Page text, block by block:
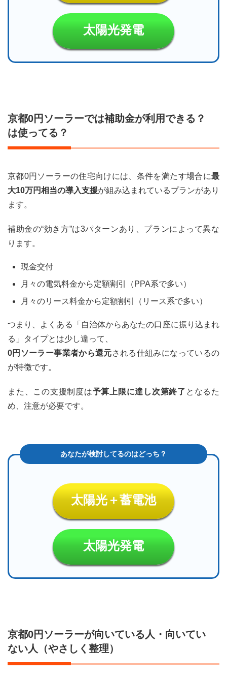
太陽光発電
京都0円ソーラーでは補助金が利用できる？
は使ってる？
京都0円ソーラーの住宅向けには、条件を満たす場合に最
大10万円相当の導入支援が組み込まれているプランがあり
ます。
補助金の“効き方”は3パターンあり、プランによって異な
ります。
現金交付
月々の電気料金から定額割引（PPA系で多い）
月々のリース料金から定額割引（リース系で多い）
つまり、よくある「自治体からあなたの口座に振り込まれ
る」タイプとは少し違って、
0円ソーラー事業者から還元される仕組みになっているの
が特徴です。
また、この支援制度は予算上限に達し次第終了 となるた
め、注意が必要です。
太陽光＋蓄電池
太陽光発電
京都0円ソーラーが向いている人・向いてい
ない人（やさしく整理）